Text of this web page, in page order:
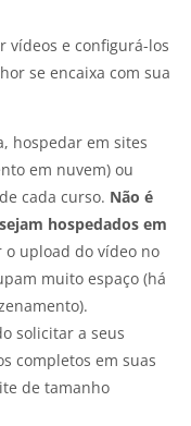
vídeos e configurá-los
se encaixa com sua
hospedar em sites
em nuvem) ou
cada curso. Não é
hospedados em
o upload do vídeo no
muito espaço (há
solicitar a seus
completos em suas
de tamanho